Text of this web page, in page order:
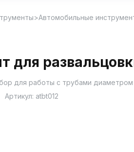
Автомобильные
для
для работы с трубами
Артикул: atbt012